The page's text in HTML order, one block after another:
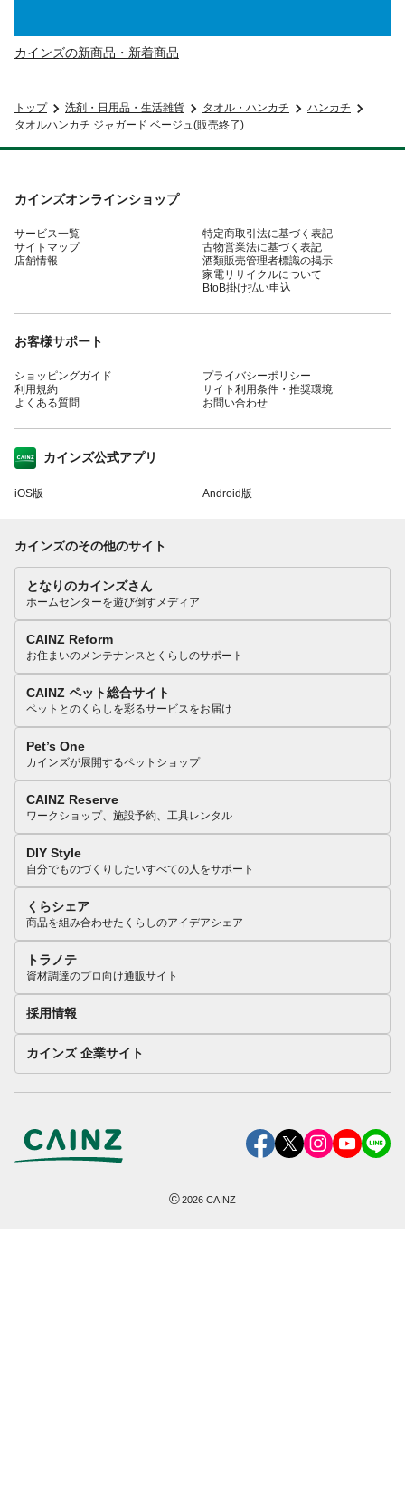
カインズの新商品・新着商品
トップ 洗剤・日用品・生活雑貨 タオル・ハンカチ
ハンカチ
タオルハンカチ ジャガード ベージュ(販売終了)
カインズオンラインショップ
サービス一覧
サイトマップ
店舗情報
特定商取引法に基づく表記
古物営業法に基づく表記
酒類販売管理者標識の掲示
家電リサイクルについて
BtoB掛け払い申込
お客様サポート
ショッピングガイド
利用規約
よくある質問
プライバシーポリシー
サイト利用条件・推奨環境
お問い合わせ
カインズ公式アプリ
iOS版 Android版
カインズのその他のサイト
となりのカインズさん
ホームセンターを遊び倒すメディア
CAINZ Reform
お住まいのメンテナンスとくらしのサポート
CAINZ ペット総合サイト
ペットとのくらしを彩るサービスをお届け
Pet’s One
カインズが展開するペットショップ
CAINZ Reserve
ワークショップ、施設予約、工具レンタル
DIY Style
自分でものづくりしたいすべての人をサポート
くらシェア
商品を組み合わせたくらしのアイデアシェア
トラノテ
資材調達のプロ向け通販サイト
採用情報
カインズ 企業サイト
©2026 CAINZ